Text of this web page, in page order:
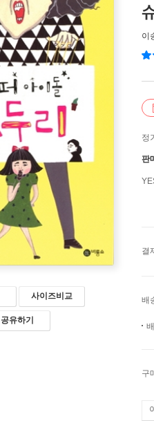
사이즈비교
공유하기
이
정
판
결
배
구